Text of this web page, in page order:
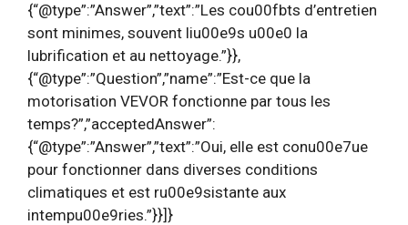
{“@type”:”Answer”,”text”:”Les cou00fbts d’entretien
sont minimes, souvent liu00e9s u00e0 la
lubrification et au nettoyage.”}},
{“@type”:”Question”,”name”:”Est-ce que la
motorisation VEVOR fonctionne par tous les
temps?”,”acceptedAnswer”:
{“@type”:”Answer”,”text”:”Oui, elle est conu00e7ue
pour fonctionner dans diverses conditions
climatiques et est ru00e9sistante aux
intempu00e9ries.”}}]}